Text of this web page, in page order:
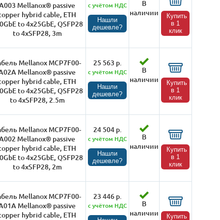
Mellanox® passive
hybrid cable, ETH
to 4x25GbE, QSFP28
to 4xSFP28, 3m
с учётом НДС
Нашли
дешевле?
В
наличии
Купить
в 1
клик
Mellanox MCP7F00-
Mellanox® passive
hybrid cable, ETH
to 4x25GbE, QSFP28
to 4xSFP28, 2.5m
25 563 р.
с учётом НДС
Нашли
дешевле?
В
наличии
Купить
в 1
клик
Mellanox MCP7F00-
Mellanox® passive
hybrid cable, ETH
to 4x25GbE, QSFP28
to 4xSFP28, 2m
24 504 р.
с учётом НДС
Нашли
дешевле?
В
наличии
Купить
в 1
клик
Mellanox MCP7F00-
Mellanox® passive
hybrid cable, ETH
23 446 р.
с учётом НДС
В
наличии
Купить